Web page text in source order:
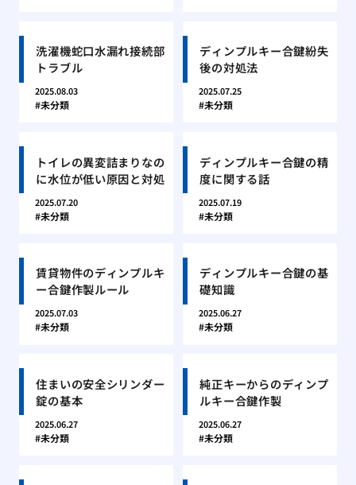
洗濯機蛇口水漏れ接続部
トラブル
2025.08.03
未分類
ディンプルキー合鍵紛失
後の対処法
2025.07.25
未分類
トイレの異変詰まりなの
に水位が低い原因と対処
2025.07.20
未分類
ディンプルキー合鍵の精
度に関する話
2025.07.19
未分類
賃貸物件のディンプルキ
ー合鍵作製ルール
2025.07.03
未分類
ディンプルキー合鍵の基
礎知識
2025.06.27
未分類
住まいの安全シリンダー
錠の基本
2025.06.27
未分類
純正キーからのディンプ
ルキー合鍵作製
2025.06.27
未分類